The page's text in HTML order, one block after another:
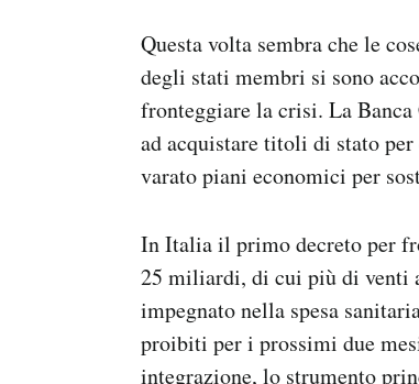
Questa volta sembra che le
degli stati membri si sono
fronteggiare la crisi. La Banca
ad acquistare titoli di stato
varato piani economici per
In Italia il primo decreto per
25 miliardi, di cui più di venti
impegnato nella spesa
proibiti per i prossimi due
integrazione, lo strumento